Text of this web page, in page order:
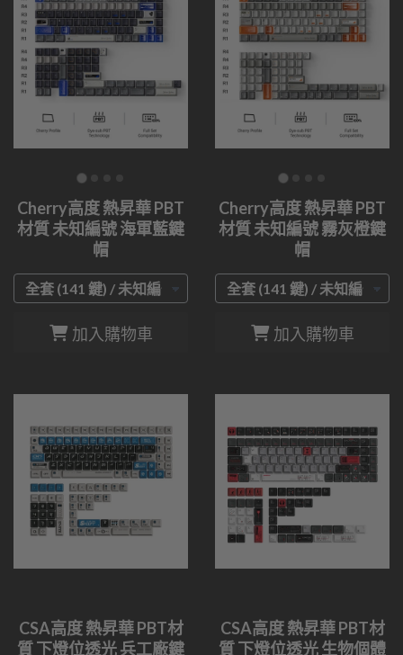
Cherry高度 熱昇華 PBT
材質 未知編號 海軍藍鍵
帽
加入購物車
Cherry高度 熱昇華 PBT
材質 未知編號 霧灰橙鍵
帽
加入購物車
CSA高度 熱昇華 PBT材
質 下燈位透光 兵工廠鍵
CSA高度 熱昇華 PBT材
質 下燈位透光 生物個體